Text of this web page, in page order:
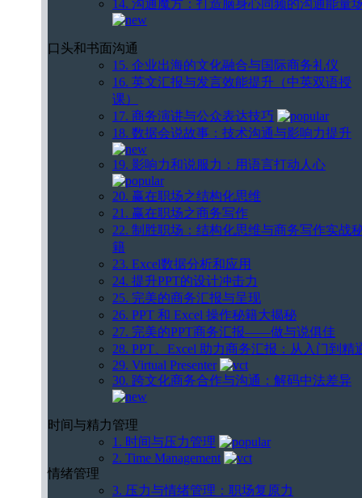
14. 沟通魔方：打造脑身心同频的沟通能量
口头和书面沟通
15. 企业出海的文化融合与国际商务礼仪
16. 英文汇报与发言效能提升（中英双语授
课）
17. 商务演讲与公众表达技巧
18. 数据会说故事：技术沟通与影响力提升
19. 影响力和说服力：用语言打动人心
20. 赢在职场之结构化思维
21. 赢在职场之商务写作
22. 制胜职场：结构化思维与商务写作实战
籍
23. Excel数据分析和应用
24. 提升PPT的设计冲击力
25. 完美的商务汇报与呈现
26. PPT 和 Excel 操作秘籍大揭秘
27. 完美的PPT商务汇报——做与说俱佳
28. PPT、Excel 助力商务汇报：从入门到精
29. Virtual Presenter
30. 跨文化商务合作与沟通：解码中法差异
时间与精力管理
1. 时间与压力管理
2. Time Management
情绪管理
3. 压力与情绪管理：职场复原力